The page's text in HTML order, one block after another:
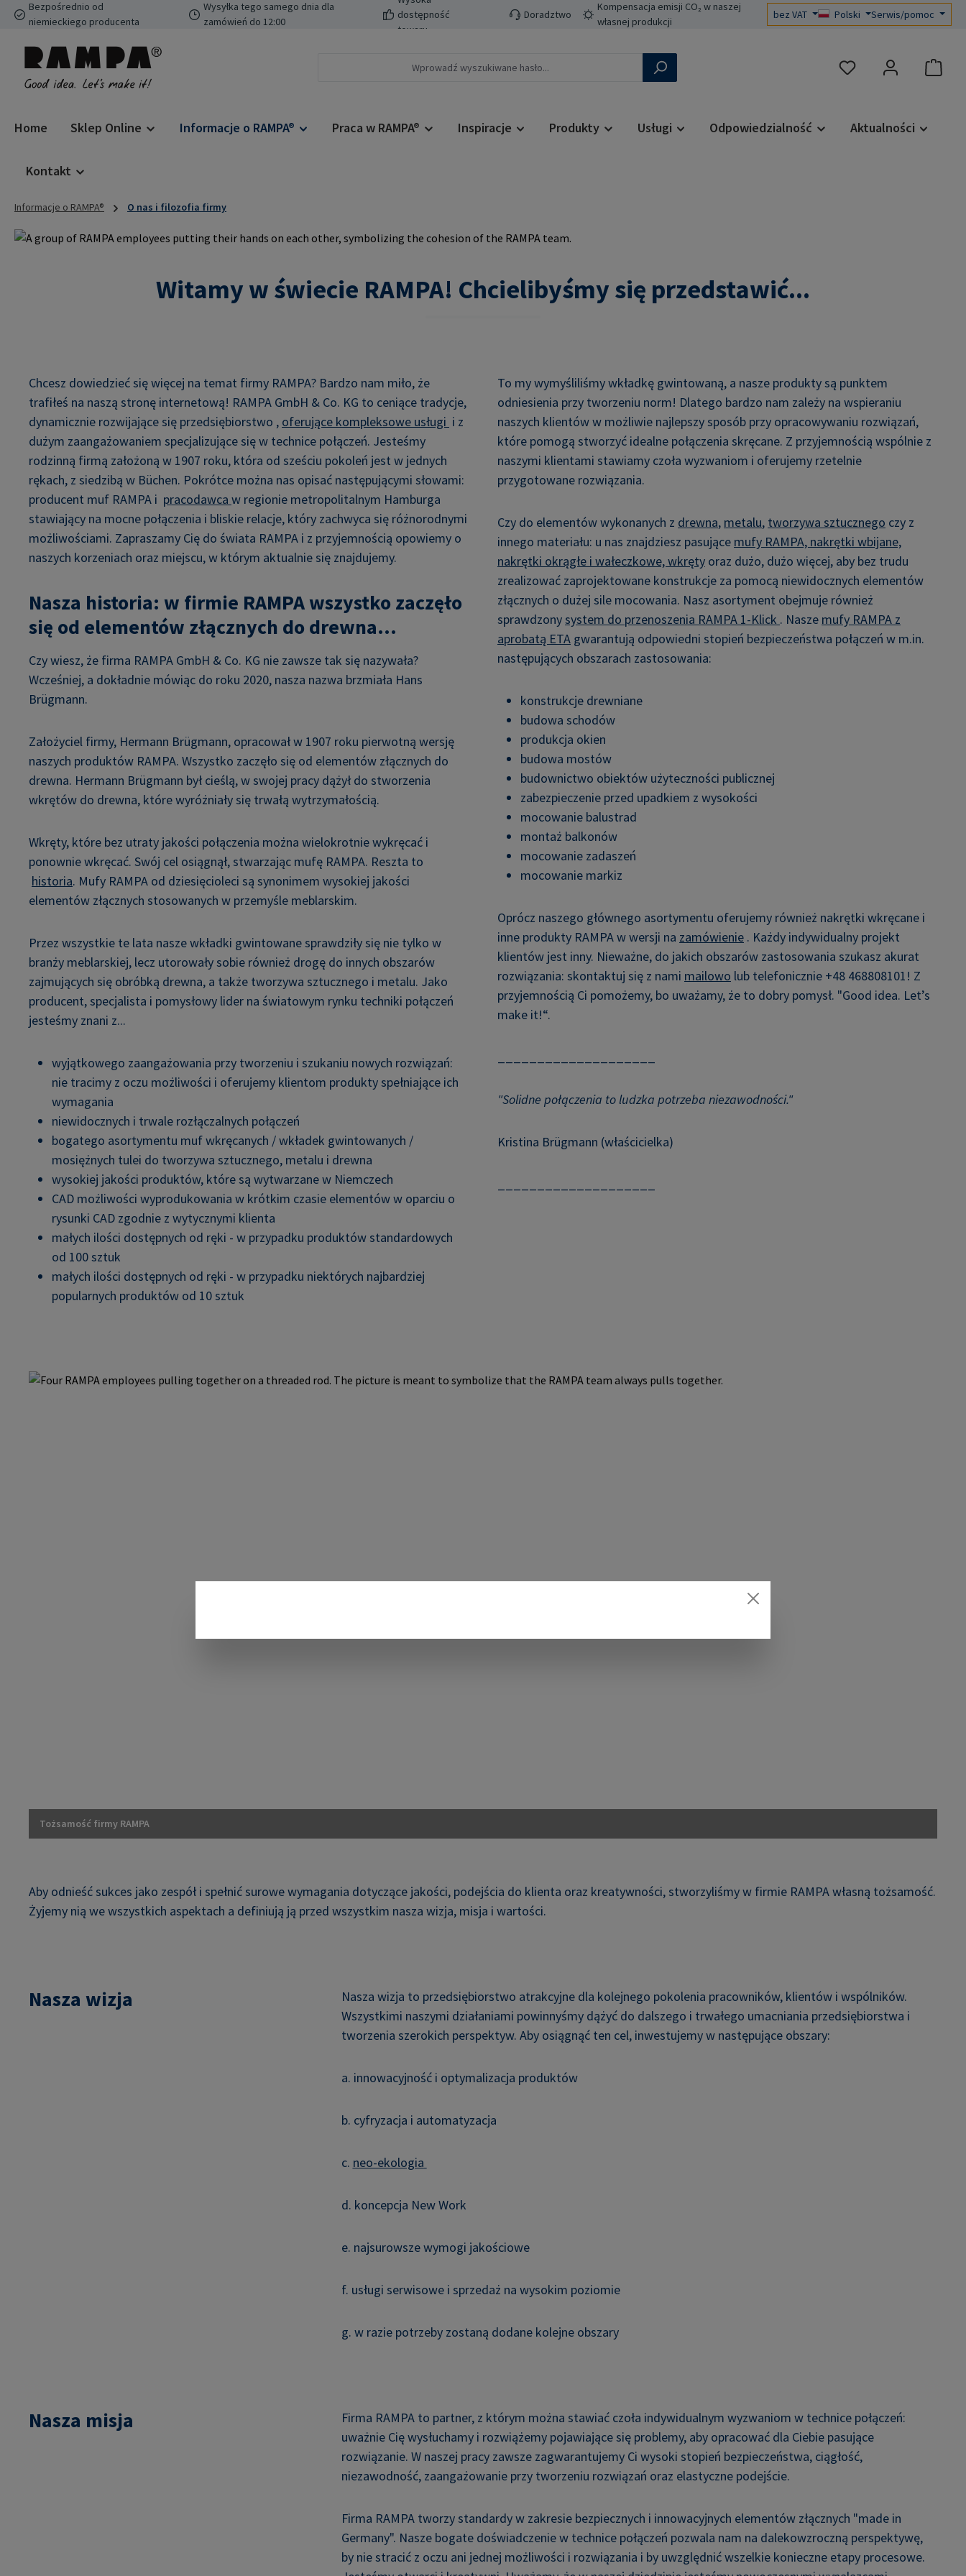
do głównej zawartości
Przejdź do wyszukiwania
Przejdź do głównej nawigacji
Bezpośrednio od
niemieckiego producenta
Wysyłka tego samego dnia dla
zamówień do 12:00
dostępność
towaru
Doradztwo
Kompensacja emisji CO₂ w naszej
własnej produkcji
bez VAT Polski Serwis/pomoc
Masz 0 przedmioty na
Home Sklep Online Informacje o RAMPA® Praca w RAMPA® Inspiracje Produkty Usługi Odpowiedzialność Aktualności
Kontakt
Informacje o RAMPA® O nas i filozofia firmy
Witamy w świecie RAMPA! Chcielibyśmy się przedstawić...
Chcesz dowiedzieć się więcej na temat firmy RAMPA? Bardzo nam miło, że
trafiłeś na naszą stronę internetową! RAMPA GmbH & Co. KG to ceniące tradycje,
dynamicznie rozwijające się przedsiębiorstwo , oferujące kompleksowe usługi i z
dużym zaangażowaniem specjalizujące się w technice połączeń. Jesteśmy
rodzinną firmą założoną w 1907 roku, która od sześciu pokoleń jest w jednych
rękach, z siedzibą w Büchen. Pokrótce można nas opisać następującymi słowami:
producent muf RAMPA i pracodawca w regionie metropolitalnym Hamburga
stawiający na mocne połączenia i bliskie relacje, który zachwyca się różnorodnymi
możliwościami. Zapraszamy Cię do świata RAMPA i z przyjemnością opowiemy o
naszych korzeniach oraz miejscu, w którym aktualnie się znajdujemy.
Nasza historia: w firmie RAMPA wszystko zaczęło
się od elementów złącznych do drewna...
Czy wiesz, że firma RAMPA GmbH & Co. KG nie zawsze tak się nazywała?
Wcześniej, a dokładnie mówiąc do roku 2020, nasza nazwa brzmiała Hans
Brügmann.
Założyciel firmy, Hermann Brügmann, opracował w 1907 roku pierwotną wersję
naszych produktów RAMPA. Wszystko zaczęło się od elementów złącznych do
drewna. Hermann Brügmann był cieślą, w swojej pracy dążył do stworzenia
wkrętów do drewna, które wyróżniały się trwałą wytrzymałością.
Wkręty, które bez utraty jakości połączenia można wielokrotnie wykręcać i
ponownie wkręcać. Swój cel osiągnął, stwarzając mufę RAMPA. Reszta to
historia. Mufy RAMPA od dziesięcioleci są synonimem wysokiej jakości
elementów złącznych stosowanych w przemyśle meblarskim.
Przez wszystkie te lata nasze wkładki gwintowane sprawdziły się nie tylko w
branży meblarskiej, lecz utorowały sobie również drogę do innych obszarów
zajmujących się obróbką drewna, a także tworzywa sztucznego i metalu. Jako
producent, specjalista i pomysłowy lider na światowym rynku techniki połączeń
jesteśmy znani z...
wyjątkowego zaangażowania przy tworzeniu i szukaniu nowych rozwiązań:
nie tracimy z oczu możliwości i oferujemy klientom produkty spełniające ich
wymagania
niewidocznych i trwale rozłączalnych połączeń
bogatego asortymentu muf wkręcanych / wkładek gwintowanych /
mosiężnych tulei do tworzywa sztucznego, metalu i drewna
wysokiej jakości produktów, które są wytwarzane w Niemczech
CAD możliwości wyprodukowania w krótkim czasie elementów w oparciu o
rysunki CAD zgodnie z wytycznymi klienta
małych ilości dostępnych od ręki - w przypadku produktów standardowych
od 100 sztuk
małych ilości dostępnych od ręki - w przypadku niektórych najbardziej
popularnych produktów od 10 sztuk
To my wymyśliliśmy wkładkę gwintowaną, a nasze produkty są punktem
odniesienia przy tworzeniu norm! Dlatego bardzo nam zależy na wspieraniu
naszych klientów w możliwie najlepszy sposób przy opracowywaniu rozwiązań,
które pomogą stworzyć idealne połączenia skręcane. Z przyjemnością wspólnie z
naszymi klientami stawiamy czoła wyzwaniom i oferujemy rzetelnie
przygotowane rozwiązania.
Czy do elementów wykonanych z drewna, metalu, tworzywa sztucznego czy z
innego materiału: u nas znajdziesz pasujące mufy RAMPA, nakrętki wbijane,
nakrętki okrągłe i wałeczkowe, wkręty oraz dużo, dużo więcej, aby bez trudu
zrealizować zaprojektowane konstrukcje za pomocą niewidocznych elementów
złącznych o dużej sile mocowania. Nasz asortyment obejmuje również
sprawdzonysystem do przenoszenia RAMPA 1-Klick . Nasze mufy RAMPA z
aprobatą ETA gwarantują odpowiedni stopień bezpieczeństwa połączeń w m.in.
następujących obszarach zastosowania:
konstrukcje drewniane
budowa schodów
produkcja okien
budowa mostów
budownictwo obiektów użyteczności publicznej
zabezpieczenie przed upadkiem z wysokości
mocowanie balustrad
montaż balkonów
mocowanie zadaszeń
mocowanie markiz
Oprócz naszego głównego asortymentu oferujemy również nakrętki wkręcane i
inne produkty RAMPA w wersji na zamówienie . Każdy indywidualny projekt
klientów jest inny. Nieważne, do jakich obszarów zastosowania szukasz akurat
rozwiązania: skontaktuj się z nami mailowo lub telefonicznie +48 468808101! Z
przyjemnością Ci pomożemy, bo uważamy, że to dobry pomysł. "Good idea. Let’s
make it!“.
"Solidne połączenia to ludzka potrzeba niezawodności."
Kristina Brügmann (właścicielka)
Tożsamość firmy RAMPA
Aby odnieść sukces jako zespół i spełnić surowe wymagania dotyczące jakości, podejścia do klienta oraz kreatywności, stworzyliśmy w firmie RAMPA własną tożsamość.
Żyjemy nią we wszystkich aspektach a definiują ją przed wszystkim nasza wizja, misja i wartości.
Nasza wizja
Nasza wizja to przedsiębiorstwo atrakcyjne dla kolejnego pokolenia pracowników, klientów i wspólników.
Wszystkimi naszymi działaniami powinnyśmy dążyć do dalszego i trwałego umacniania przedsiębiorstwa i
tworzenia szerokich perspektyw. Aby osiągnąć ten cel, inwestujemy w następujące obszary:
a. innowacyjność i optymalizacja produktów
b. cyfryzacja i automatyzacja
c. neo-ekologia
d. koncepcja New Work
e. najsurowsze wymogi jakościowe
f. usługi serwisowe i sprzedaż na wysokim poziomie
g. w razie potrzeby zostaną dodane kolejne obszary
Nasza misja
Firma RAMPA to partner, z którym można stawiać czoła indywidualnym wyzwaniom w technice połączeń:
uważnie Cię wysłuchamy i rozwiążemy pojawiające się problemy, aby opracować dla Ciebie pasujące
rozwiązanie. W naszej pracy zawsze zagwarantujemy Ci wysoki stopień bezpieczeństwa, ciągłość,
niezawodność, zaangażowanie przy tworzeniu rozwiązań oraz elastyczne podejście.
Firma RAMPA tworzy standardy w zakresie bezpiecznych i innowacyjnych elementów złącznych "made in
Germany". Nasze bogate doświadczenie w technice połączeń pozwala nam na dalekowzroczną perspektywę,
by nie stracić z oczu ani jednej możliwości i rozwiązania i by uwzględnić wszelkie konieczne etapy procesowe.